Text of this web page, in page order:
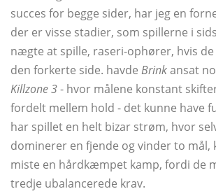
succes for begge sider, har jeg en
der er visse stadier, som spillerne i
nægte at spille, raseri-ophører, hvis
den forkerte side. havde Brinkansat
Killzone 3- hvor målene konstant
fordelt mellem hold - det kunne have
har spillet en helt bizar strøm, hvor
dominerer en fjende og vinder to mål,
miste en hårdkæmpet kamp, ​​fordi de
tredje ubalancerede krav.